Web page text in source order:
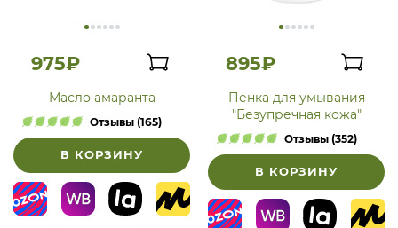
975₽
Масло амаранта
Отзывы (165)
В КОРЗИНУ
895₽
Пенка для умывания
"Безупречная кожа"
Отзывы (352)
В КОРЗИНУ